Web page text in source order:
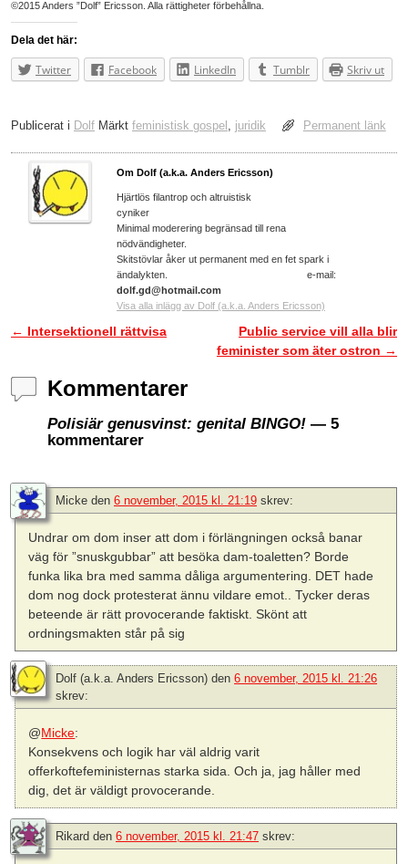
©2015 Anders ”Dolf” Ericsson. Alla rättigheter förbehållna.
Dela det här:
Twitter Facebook LinkedIn Tumblr Skriv ut
Publicerat i Dolf Märkt feministisk gospel , juridik Permanent länk
Om Dolf (a.k.a. Anders Ericsson)
Hjärtlös filantrop och altruistisk
cyniker
Minimal moderering begränsad till rena
nödvändigheter.
Skitstövlar åker ut permanent med en fet spark i
ändalykten. e-mail:
dolf.gd@hotmail.com
Visa alla inlägg av Dolf (a.k.a. Anders Ericsson)
Inläggsnavigering
← Intersektionell rättvisa
Public service vill alla blir
feminister som äter ostron →
Kommentarer
Polisiär genusvinst: genital BINGO! — 5
kommentarer
Micke den 6 november, 2015 kl. 21:19 skrev:
Undrar om dom inser att dom i förlängningen också banar
väg för ”snuskgubbar” att besöka dam-toaletten? Borde
funka lika bra med samma dåliga argumentering. DET hade
dom nog dock protesterat ännu vildare emot.. Tycker deras
beteende är rätt provocerande faktiskt. Skönt att
ordningsmakten står på sig
Dolf (a.k.a. Anders Ericsson) den 6 november, 2015 kl. 21:26
skrev:
@Micke:
Konsekvens och logik har väl aldrig varit
offerkoftefeministernas starka sida. Och ja, jag håller med
dig, det är väldigt provocerande.
Rikard den 6 november, 2015 kl. 21:47 skrev: